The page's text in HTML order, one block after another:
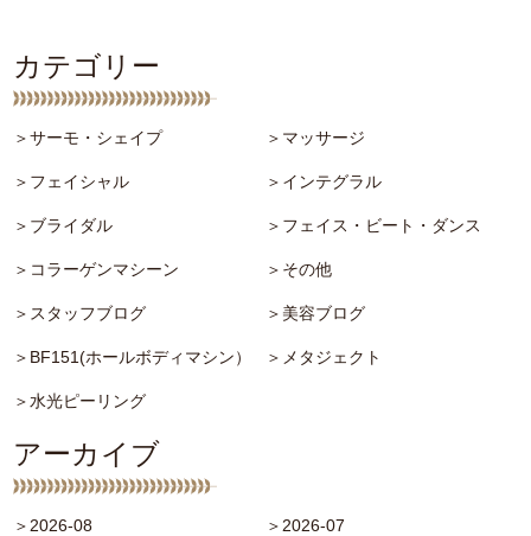
カテゴリー
＞サーモ・シェイプ ＞マッサージ
＞フェイシャル ＞インテグラル
＞ブライダル ＞フェイス・ビート・ダンス
＞コラーゲンマシーン ＞その他
＞スタッフブログ ＞美容ブログ
＞BF151(ホールボディマシン） ＞メタジェクト
＞水光ピーリング
アーカイブ
＞2026-08 ＞2026-07